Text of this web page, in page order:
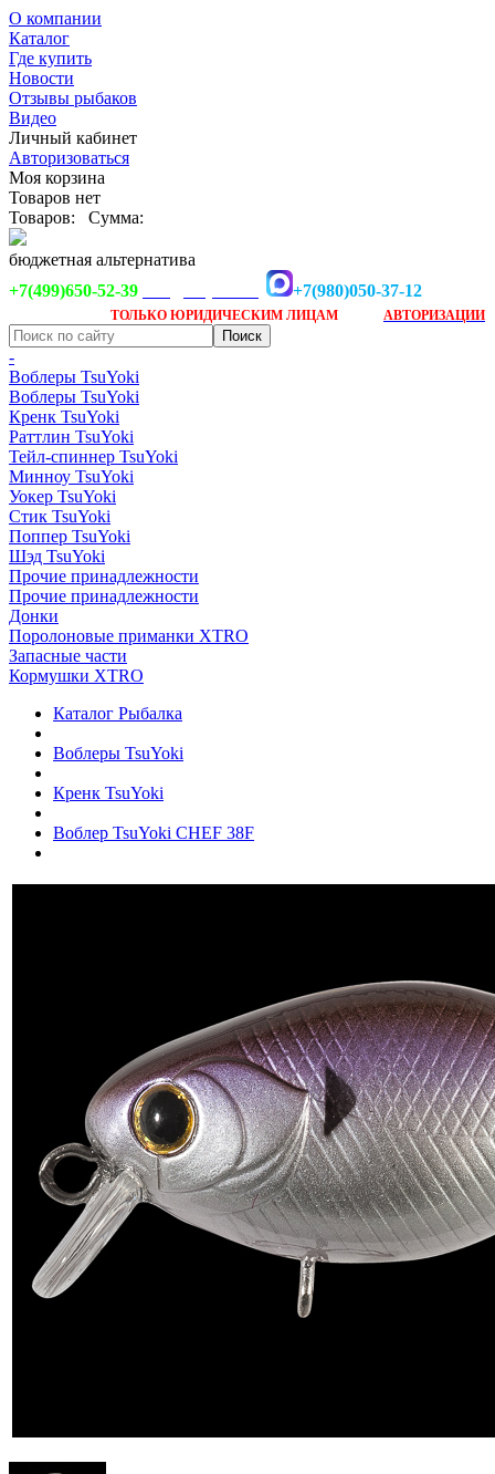
О компании
Каталог
Где купить
Новости
Отзывы рыбаков
Видео
Личный кабинет
Авторизоваться
Моя корзина
Товаров нет
Товаров:
Сумма:
бюджетная альтернатива
+7(499)650-52-39
+7(980)050-37-12
ТОЛЬКО ЮРИДИЧЕСКИМ ЛИЦАМ АВТОРИЗАЦИИ
-
Воблеры TsuYoki
Воблеры TsuYoki
Кренк TsuYoki
Раттлин TsuYoki
Тейл-спиннер TsuYoki
Минноу TsuYoki
Уокер TsuYoki
Стик TsuYoki
Поппер TsuYoki
Шэд TsuYoki
Прочие принадлежности
Прочие принадлежности
Донки
Поролоновые приманки XTRO
Запасные части
Кормушки XTRO
Каталог Рыбалка
Воблеры TsuYoki
Кренк TsuYoki
Воблер TsuYoki CHEF 38F